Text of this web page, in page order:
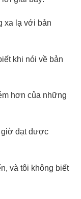
xa lạ với bản
khi nói về bản
hơn của những
giờ đạt được
và tôi không biết